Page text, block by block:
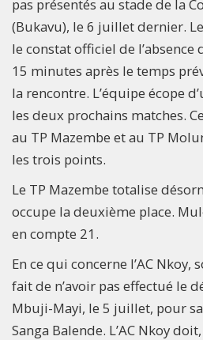
pas présentés au stade de la
(Bukavu), le 6 juillet dernier.
le constat officiel de l’absence
15 minutes après le temps
la rencontre. L’équipe écope
les deux prochains matches.
au TP Mazembe et au TP
les trois points.
Le TP Mazembe totalise
occupe la deuxième place.
en compte 21.
En ce qui concerne l’AC
fait de n’avoir pas effectué le
Mbuji-Mayi, le 5 juillet, pour
Sanga Balende. L’AC Nkoy